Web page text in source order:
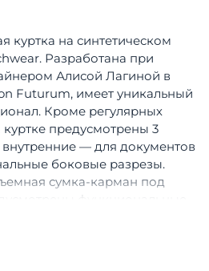
куртка на синтетическом
Разработана при
Алисой Лагиной в
Futurum, имеет уникальный
Кроме регулярных
предусмотрены 3
— для документов
боковые разрезы.
сумка-карман под
функциональные
телефона, ручек,
на пояс,
или через плечо, либо